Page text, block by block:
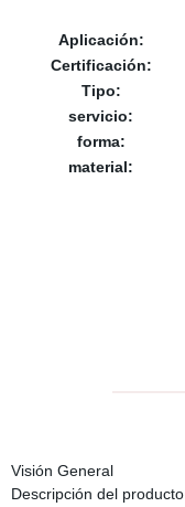
Aplicación:
Certificación:
Tipo:
servicio:
forma:
material:
Visión General
Descripción del producto